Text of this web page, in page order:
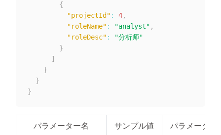
{
"projectId" : 4,
"roleName" : "analyst" ,
"roleDesc" :
"分析师"
}
]
}
}
}
パラメーター名 サンプル値
パラメーター